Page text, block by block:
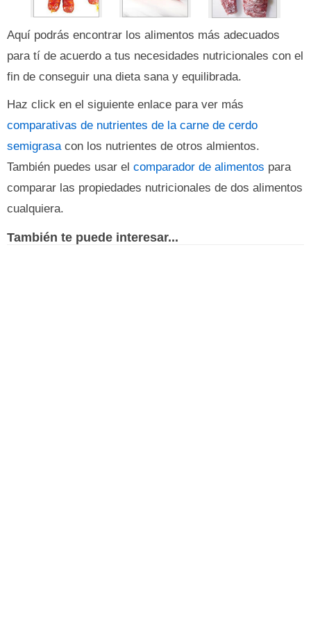
Aquí podrás encontrar los alimentos más adecuados
para tí de acuerdo a tus necesidades nutricionales con el
fin de conseguir una dieta sana y equilibrada.
Haz click en el siguiente enlace para ver más
comparativas de nutrientes de la carne de cerdo
semigrasacon los nutrientes de otros almientos.
También puedes usar el comparador de alimentos para
comparar las propiedades nutricionales de dos alimentos
cualquiera.
También te puede interesar...